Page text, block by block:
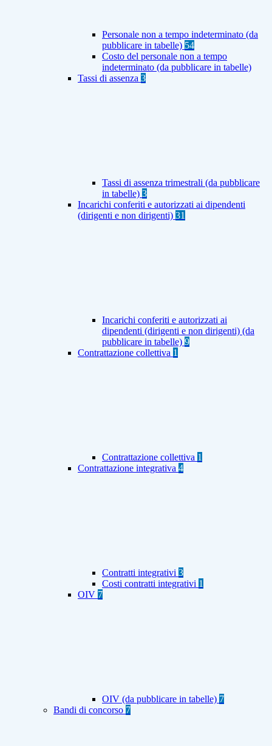
Personale non a tempo indeterminato (da
pubblicare in tabelle) 54
Costo del personale non a tempo
indeterminato (da pubblicare in tabelle)
Tassi di assenza 3
Tassi di assenza trimestrali (da pubblicare
in tabelle) 3
Incarichi conferiti e autorizzati ai dipendenti
(dirigenti e non dirigenti) 31
Incarichi conferiti e autorizzati ai
dipendenti (dirigenti e non dirigenti) (da
pubblicare in tabelle) 9
Contrattazione collettiva 1
Contrattazione collettiva 1
Contrattazione integrativa 4
Contratti integrativi 3
Costi contratti integrativi 1
OIV 7
OIV (da pubblicare in tabelle) 7
Bandi di concorso 7